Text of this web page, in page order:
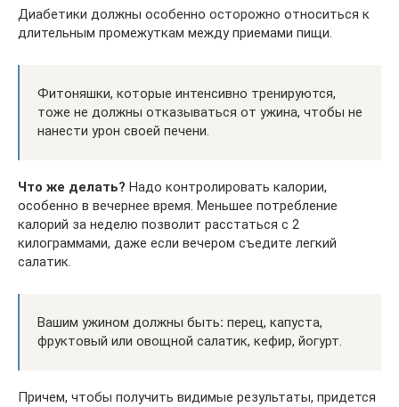
Диабетики должны особенно осторожно относиться к
длительным промежуткам между приемами пищи.
Фитоняшки, которые интенсивно тренируются,
тоже не должны отказываться от ужина, чтобы не
нанести урон своей печени.
Что же делать? Надо контролировать калории,
особенно в вечернее время. Меньшее потребление
калорий за неделю позволит расстаться с 2
килограммами, даже если вечером съедите легкий
салатик.
Вашим ужином должны быть: перец, капуста,
фруктовый или овощной салатик, кефир, йогурт.
Причем, чтобы получить видимые результаты, придется